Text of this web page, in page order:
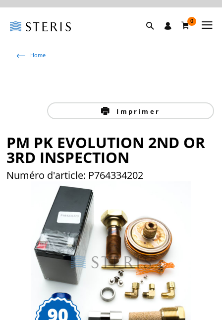
0
Home
Imprimer
PM PK EVOLUTION 2ND OR
3RD INSPECTION
Numéro d'article: P764334202